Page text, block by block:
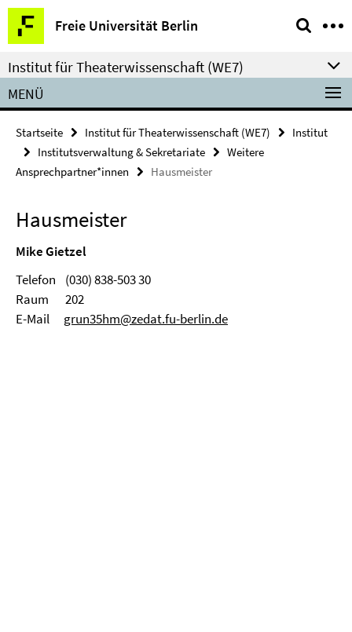
Springe
direkt
zu
Inhalt
Freie Universität Berlin
Service-
Navigation
Institut für Theaterwissenschaft (WE7)
MENÜ
Startseite Institut für Theaterwissenschaft (WE7)
Institut
Institutsverwaltung & Sekretariate
Weitere
Ansprechpartner*innen
Hausmeister
Hausmeister
Mike Gietzel
Telefon (030) 838-503 30
Raum 202
E-Mail grun35hm@zedat.fu-berlin.de